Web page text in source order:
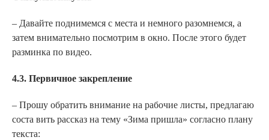
– Давайте поднимемся с места и немного разомнемся, а
затем внимательно посмотрим в окно. После этого будет
разминка по видео.
4.3. Первичное закрепление
– Прошу обратить внимание на рабочие листы, предлагаю
соста вить рассказ на тему «Зима пришла» согласно плану
текста: